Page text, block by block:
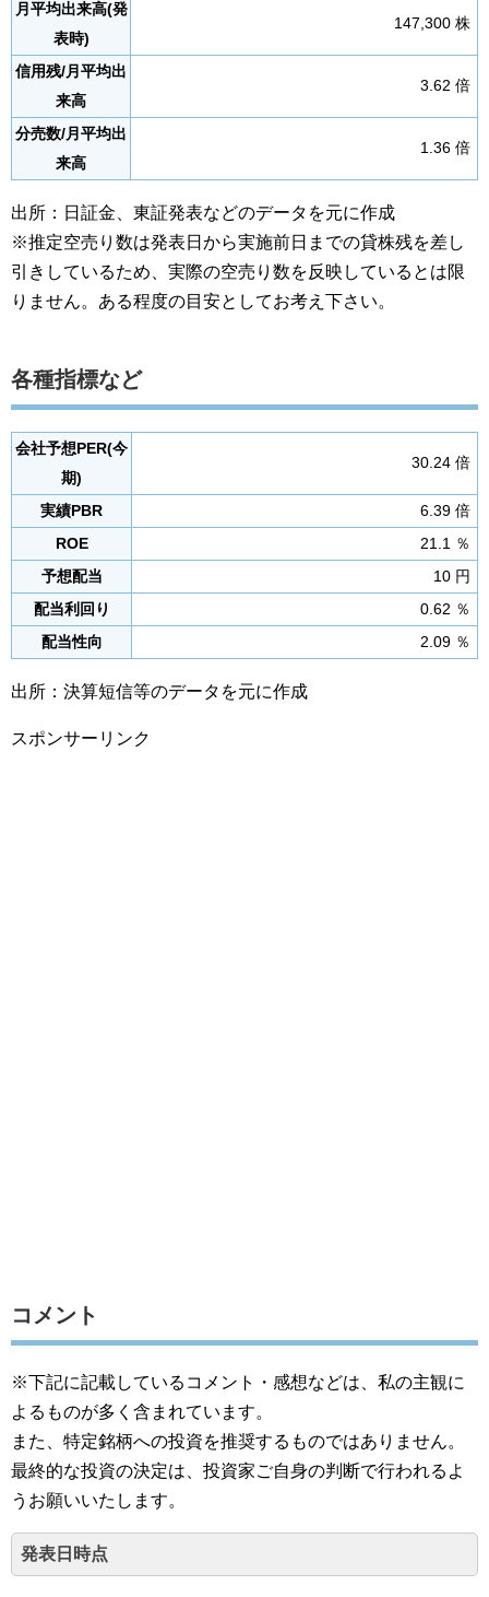
月平均出来高(発
表時)
147,300 株
信用残/月平均出
来高
3.62 倍
分売数/月平均出
来高
1.36 倍
出所：日証金、東証発表などのデータを元に作成
※推定空売り数は発表日から実施前日までの貸株残を差し
引きしているため、実際の空売り数を反映しているとは限
りません。ある程度の目安としてお考え下さい。
各種指標など
会社予想PER(今
期)
30.24 倍
実績PBR
6.39 倍
ROE
21.1 ％
予想配当
10 円
配当利回り
0.62 ％
配当性向
2.09 ％
出所：決算短信等のデータを元に作成
スポンサーリンク
コメント
※下記に記載しているコメント・感想などは、私の主観に
よるものが多く含まれています。
また、特定銘柄への投資を推奨するものではありません。
最終的な投資の決定は、投資家ご自身の判断で行われるよ
うお願いいたします。
発表日時点